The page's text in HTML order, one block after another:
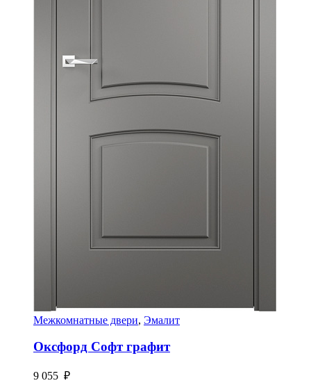
Межкомнатные двери, Эмалит
Оксфорд Софт графит
9 055 ₽